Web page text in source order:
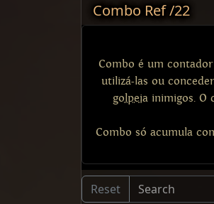
Combo Ref /22
Combo é um
utilizá-las ou
golpeia inimigos. O
Combo só acumula
Reset